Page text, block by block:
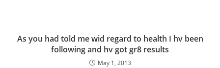
As you had told me wid regard to health I hv been
following and hv got gr8 results
May 1, 2013